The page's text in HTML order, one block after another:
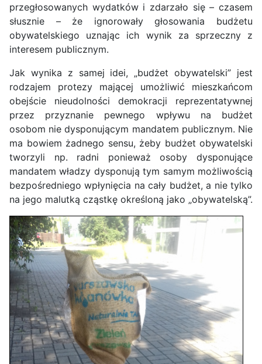
przegłosowanych wydatków i zdarzało się – czasem
słusznie – że ignorowały głosowania budżetu
obywatelskiego uznając ich wynik za sprzeczny z
interesem publicznym.
Jak wynika z samej idei, „budżet obywatelski” jest
rodzajem protezy mającej umożliwić mieszkańcom
obejście nieudolności demokracji reprezentatywnej
przez przyznanie pewnego wpływu na budżet
osobom nie dysponującym mandatem publicznym. Nie
ma bowiem żadnego sensu, żeby budżet obywatelski
tworzyli np. radni ponieważ osoby dysponujące
mandatem władzy dysponują tym samym możliwością
bezpośredniego wpłynięcia na cały budżet, a nie tylko
na jego malutką cząstkę określoną jako „obywatelską”.